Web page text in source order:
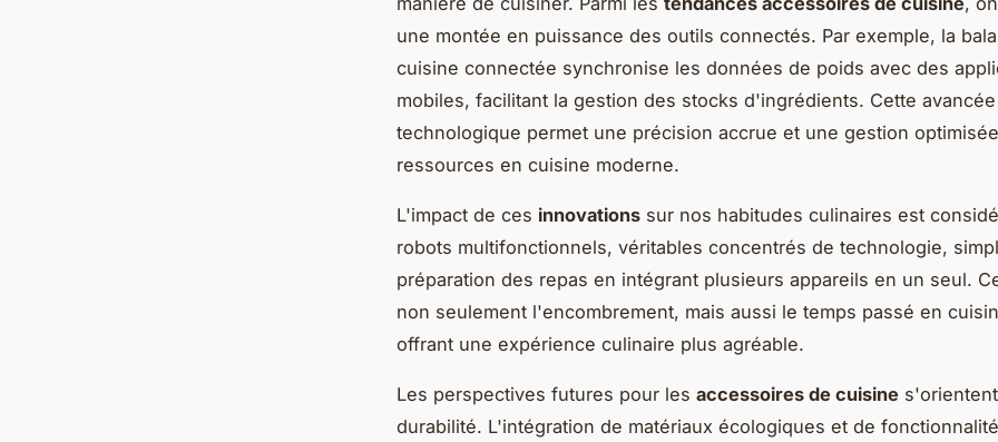
une montée en puissance des outils connectés. Par exemple, la
cuisine connectée synchronise les données de poids avec des
mobiles, facilitant la gestion des stocks d'ingrédients. Cette avancée
technologique permet une précision accrue et une gestion
ressources en cuisine moderne.
L'impact de ces innovations sur nos habitudes culinaires est
robots multifonctionnels, véritables concentrés de technologie,
préparation des repas en intégrant plusieurs appareils en un seul.
non seulement l'encombrement, mais aussi le temps passé en
offrant une expérience culinaire plus agréable.
Les perspectives futures pour les accessoires de cuisine
durabilité. L'intégration de matériaux écologiques et de